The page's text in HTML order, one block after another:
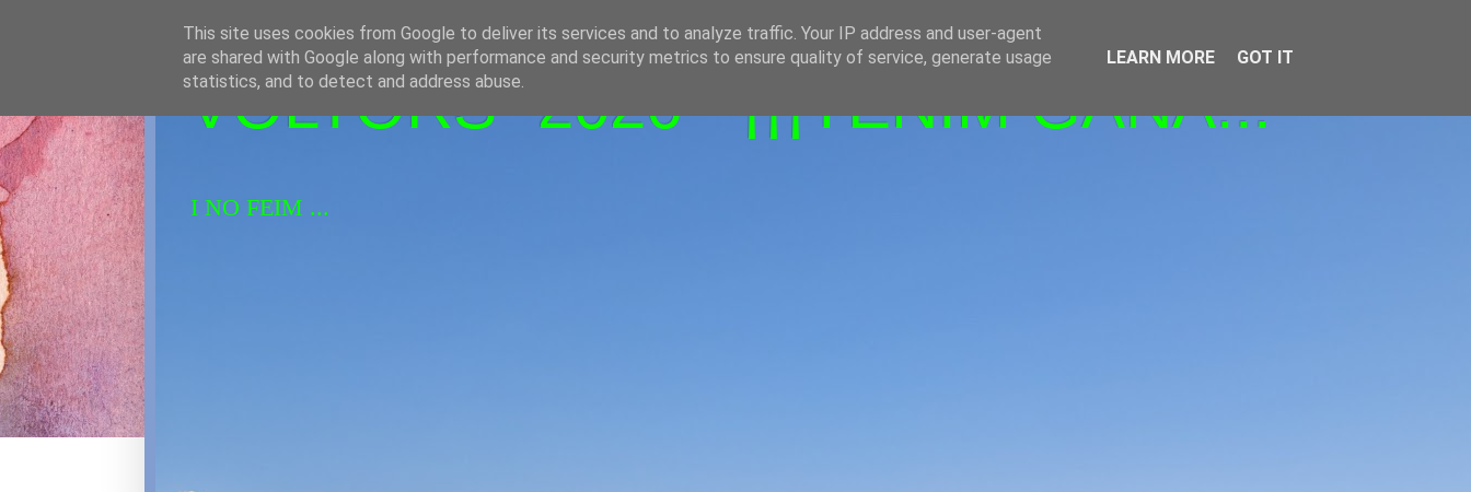
VOLTORS -2026 - ¡¡¡TENIM GANA!!!
I NO FEIM ...
This site uses cookies from Google to deliver its services and to analyze traffic. Your IP address and user-agent
are shared with Google along with performance and security metrics to ensure quality of service, generate usage
statistics, and to detect and address abuse.
LEARN MORE GOT IT